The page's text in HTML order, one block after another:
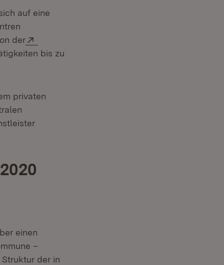
auf eine
in neuem Fenster)
der
bis zu
privaten
einen
–
der in